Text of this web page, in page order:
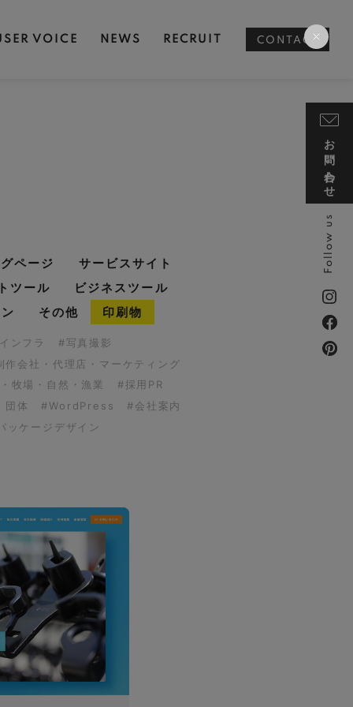
VOICE NEWS RECRUIT CONTACT
ページ
サービスサイト
ツール
ビジネスツール
その他 印刷物
ンフラ
#写真撮影
作会社・代理店・マーケティング
牧場・自然・漁業
#採用PR
団体
#WordPress
#会社案内
ッケージデザイン
お問い合わせ
Follow us